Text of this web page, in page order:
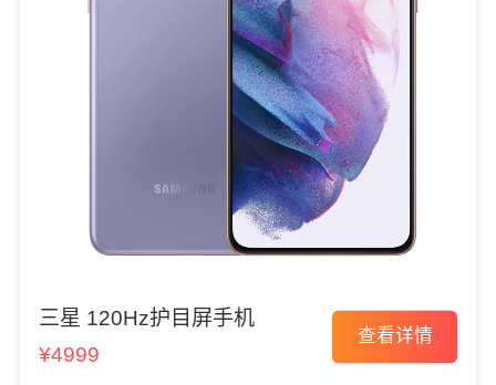
三星 120Hz护目屏手机
¥4999
查看详情